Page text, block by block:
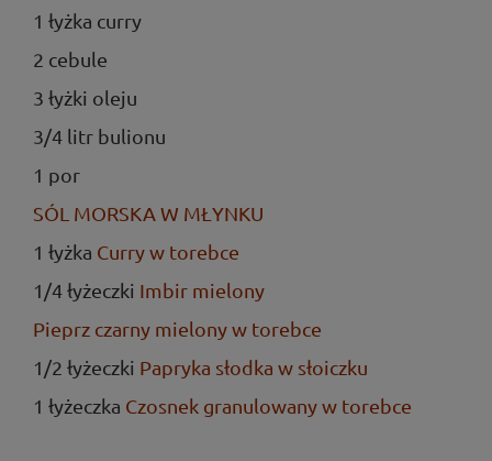
1 łyżka curry
2 cebule
3 łyżki oleju
3/4 litr bulionu
1 por
SÓL MORSKA W MŁYNKU
1 łyżka Curry w torebce
1/4 łyżeczki Imbir mielony
Pieprz czarny mielony w torebce
1/2 łyżeczki Papryka słodka w słoiczku
1 łyżeczka Czosnek granulowany w torebce